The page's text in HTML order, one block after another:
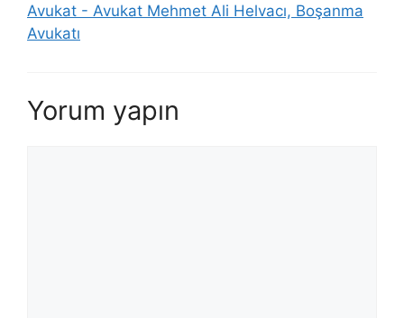
Avukat - Avukat Mehmet Ali Helvacı, Boşanma
Avukatı
Yorum yapın